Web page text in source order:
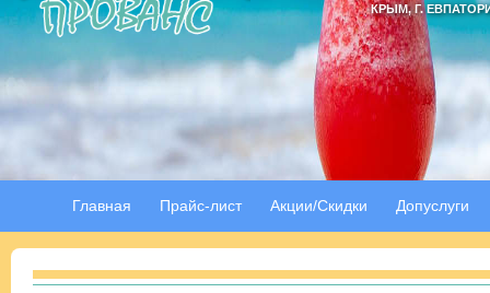
КРЫМ, Г.
Главная Прайс-лист Акции/Скидки Допуслуги